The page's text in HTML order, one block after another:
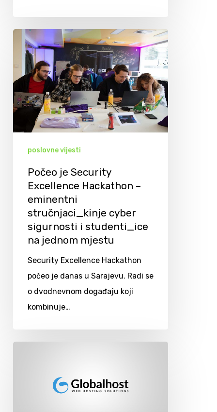
poslovne vijesti
Počeo je Security
Excellence Hackathon –
eminentni
stručnjaci_kinje cyber
sigurnosti i studenti_ice
na jednom mjestu
Security Excellence Hackathon
počeo je danas u Sarajevu. Radi se
o dvodnevnom događaju koji
kombinuje…